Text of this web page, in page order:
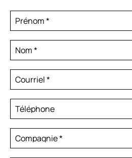
Prénom*
Nom*
Courriel*
Téléphone
Compagnie*